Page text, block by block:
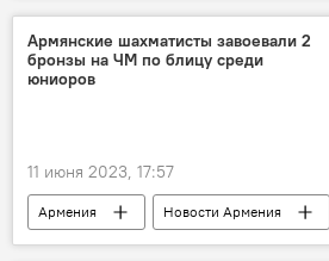
Армянские шахматисты завоевали 2
бронзы на ЧМ по блицу среди
юниоров
11 июня 2023, 17:57
Армения Новости Армения
Общество
шахматист
ЧМ